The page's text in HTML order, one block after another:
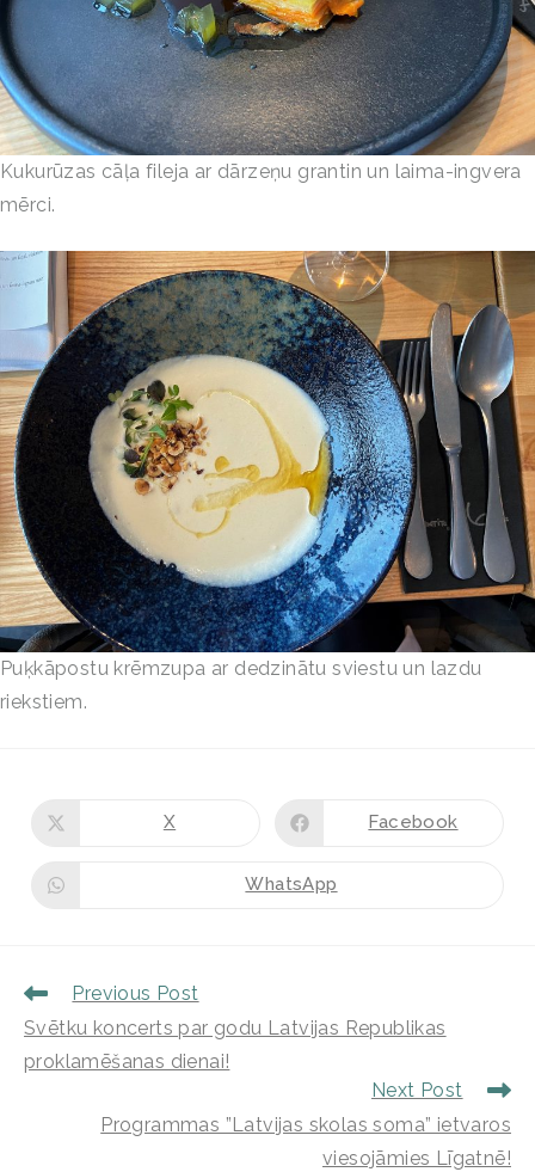
Kukurūzas cāļa fileja ar dārzeņu grantin un laima-ingvera
mērci.
Puķkāpostu krēmzupa ar dedzinātu sviestu un lazdu
riekstiem.
X Facebook
WhatsApp
Previous Post
Svētku koncerts par godu Latvijas Republikas
proklamēšanas dienai!
Next Post
Programmas ”Latvijas skolas soma” ietvaros
viesojāmies Līgatnē!